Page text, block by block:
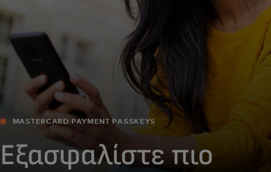
MASTERCARD PAYMENT PASSKEYS
Εξασφαλίστε πιο